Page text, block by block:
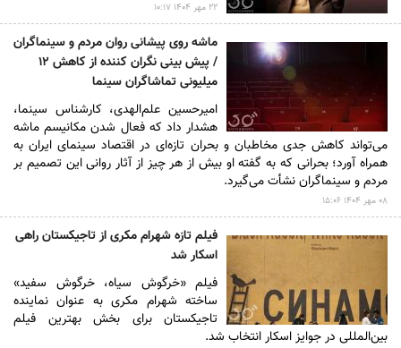
۲۲ مهر ۱۴۰۴ ۱۰:۱۷
ماشه روی پیشانی روان مردم و سینماگران
/ پیش بینی نگران کننده از کاهش ۱۲
میلیونی تماشاگران سینما
امیرحسین علم‌الهدی، کارشناس سینما،
هشدار داد که فعال شدن مکانیسم ماشه
می‌تواند کاهش جدی مخاطبان و بحران تازه‌ای در اقتصاد سینمای ایران به
همراه آورد؛ بحرانی که به گفته او بیش از هر چیز از آثار روانی این تصمیم بر
مردم و سینماگران نشأت می‌گیرد.
۰۸ مهر ۱۴۰۴ ۱۵:۰۶
فیلم تازه شهرام مکری از تاجیکستان راهی
اسکار شد
فیلم «خرگوش سیاه، خرگوش سفید»
ساخته شهرام مکری به عنوان نماینده
تاجیکستان برای بخش بهترین فیلم
بین‌المللی در جوایز اسکار انتخاب شد.